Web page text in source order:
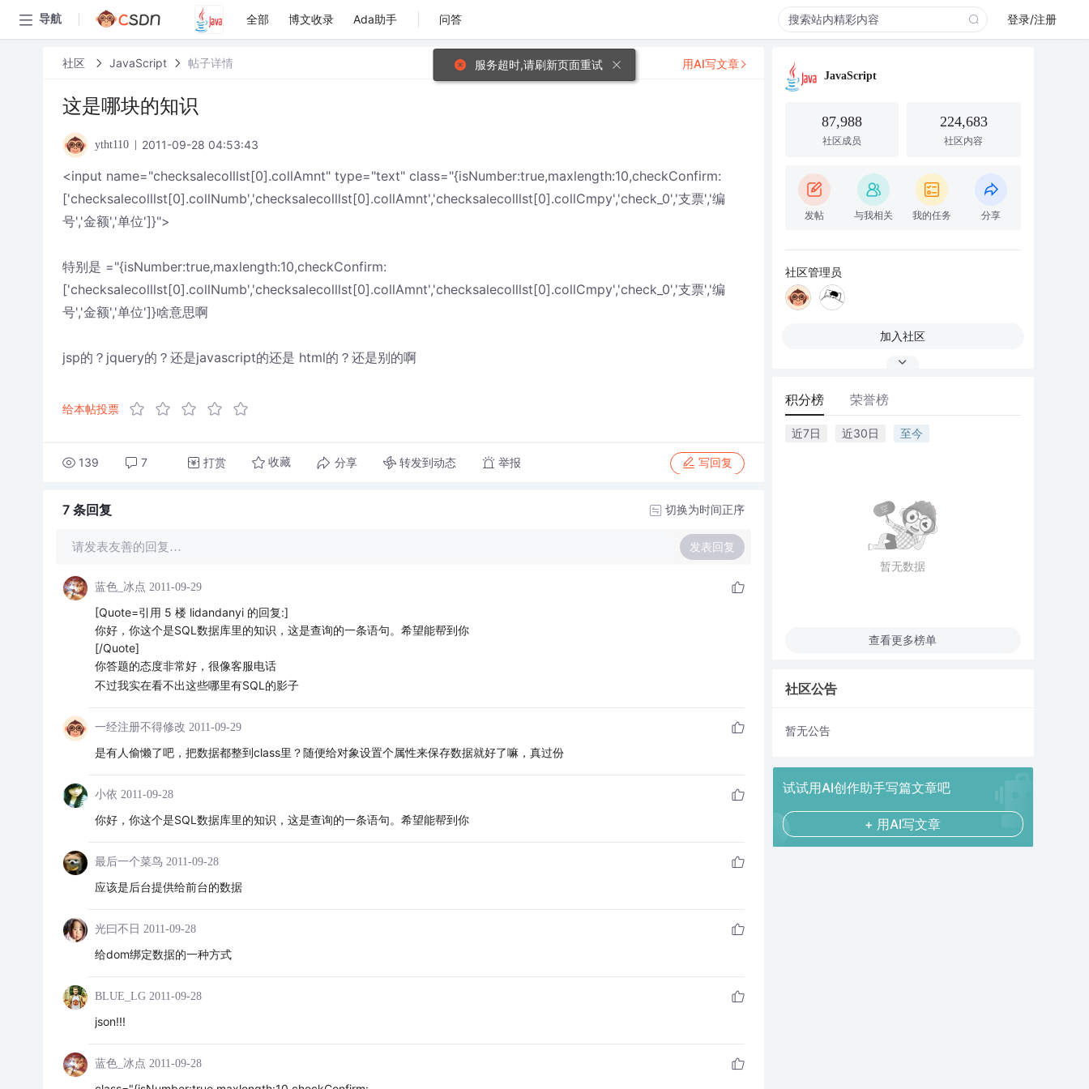
导航 全部 博文收录 Ada助手 问答 登录/注册
社区 JavaScript 帖子详情
这是哪块的知识
ytht110 2011-09-28 04:53:43
<input name="checksalecolllst[0].collAmnt" type="text" class="{isNumber:true,maxlength:10,checkConfirm:
['checksalecolllst[0].collNumb','checksalecolllst[0].collAmnt','checksalecolllst[0].collCmpy','check_0','支票','编
号','金额','单位']}">
特别是 ="{isNumber:true,maxlength:10,checkConfirm:
['checksalecolllst[0].collNumb','checksalecolllst[0].collAmnt','checksalecolllst[0].collCmpy','check_0','支票','编
号','金额','单位']}啥意思啊
jsp的？jquery的？还是javascript的还是 html的？还是别的啊
给本帖投票
139 7 打赏 收藏 分享 转发到动态 举报 写回复
用AI写文章
7 条回复 切换为时间正序
请发表友善的回复… 发表回复
蓝色_冰点 2011-09-29
[Quote=引用 5 楼 lidandanyi 的回复:]
你好，你这个是SQL数据库里的知识，这是查询的一条语句。希望能帮到你
[/Quote]
你答题的态度非常好，很像客服电话
不过我实在看不出这些哪里有SQL的影子
一经注册不得修改 2011-09-29
是有人偷懒了吧，把数据都整到class里？随便给对象设置个属性来保存数据就好了嘛，真过份
小依 2011-09-28
你好，你这个是SQL数据库里的知识，这是查询的一条语句。希望能帮到你
最后一个菜鸟 2011-09-28
应该是后台提供给前台的数据
光曰不日 2011-09-28
给dom绑定数据的一种方式
BLUE_LG 2011-09-28
json!!!
蓝色_冰点 2011-09-28
JavaScript
87,988
社区成员
224,683
社区内容
发帖 与我相关 我的任务 分享
社区管理员
加入社区
积分榜 荣誉榜
近7日 近30日 至今
暂无数据
查看更多榜单
社区公告
暂无公告
试试用AI创作助手写篇文章吧
+ 用AI写文章
服务超时,请刷新页面重试